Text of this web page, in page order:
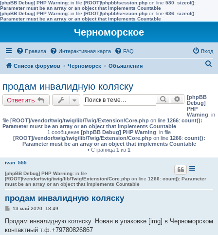
[phpBB Debug] PHP Warning: in file [ROOT]/phpbb/session.php on line 580: sizeof():
Parameter must be an array or an object that implements Countable
[phpBB Debug] PHP Warning: in file [ROOT]/phpbb/session.php on line 636: sizeof():
Parameter must be an array or an object that implements Countable
Черноморское
Правила Интерактивная карта FAQ Вход
Список форумов Черноморск Объявления
продам инвалидную коляску
Ответить Поиск
[phpBB
Debug]
PHP
Warning: in
file [ROOT]/vendor/twig/twig/lib/Twig/Extension/Core.php on line 1266: count():
Parameter must be an array or an object that implements Countable
1 сообщение [phpBB Debug] PHP Warning: in file
[ROOT]/vendor/twig/twig/lib/Twig/Extension/Core.phpon line 1266: count():
Parameter must be an array or an object that implements Countable
• Страница 1 из 1
ivan_555
[phpBB Debug] PHP Warning: in file
[ROOT]/vendor/twig/twig/lib/Twig/Extension/Core.php on line 1266: count(): Parameter
must be an array or an object that implements Countable
продам инвалидную коляску
С
о
щ
13 май 2020, 18:49
Продам инвалидную коляску. Новая в упаковке.[img] в Черноморском
контактный т.ф.+79780826867